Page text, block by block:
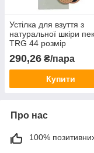
Устілка для взуття з
натуральної шкіри
TRG 44 розмір
290,26 ₴/пара
Купити
Про нас
100% позитивних